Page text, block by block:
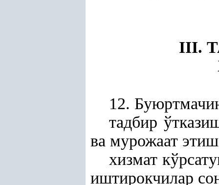
III.
12.
тадбир
ва мурожаат
хизмат
иштирокчилар